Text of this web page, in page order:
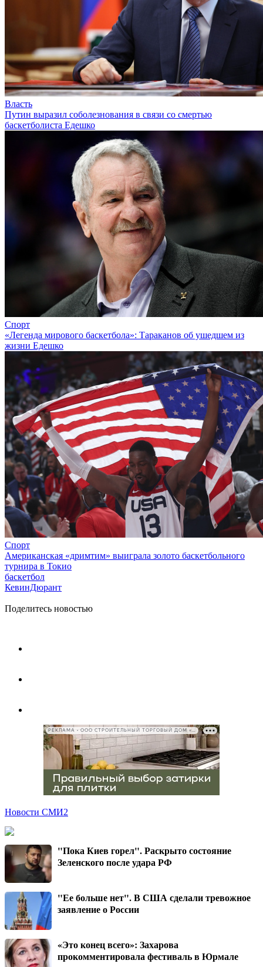
Власть
Путин выразил соболезнования в связи со смертью
баскетболиста Едешко
Спорт
«Легенда мирового баскетбола»: Тараканов об ушедшем из
жизни Едешко
Спорт
Американская «дримтим» выиграла золото баскетбольного
турнира в Токио
баскетбол
КевинДюрант
Поделитесь новостью
РЕКЛАМА • ООО СТРОИТЕЛЬНЫЙ ТОРГОВЫЙ ДОМ «ПЕТРОВИЧ», ИНН 7802348846
Новости СМИ2
"Пока Киев горел". Раскрыто состояние
Зеленского после удара РФ
"Ее больше нет". В США сделали тревожное
заявление о России
«Это конец всего»: Захарова
прокомментировала фестиваль в Юрмале